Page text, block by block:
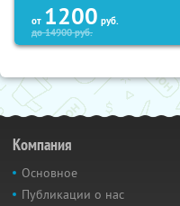
от 1200 руб.
до14900руб.
Компания
Основное
Публикации о нас